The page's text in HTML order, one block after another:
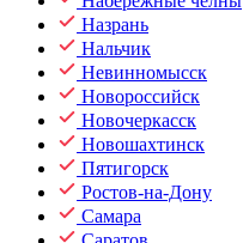
Назрань
Нальчик
Невинномысск
Новороссийск
Новочеркасск
Новошахтинск
Пятигорск
Ростов-на-Дону
Самара